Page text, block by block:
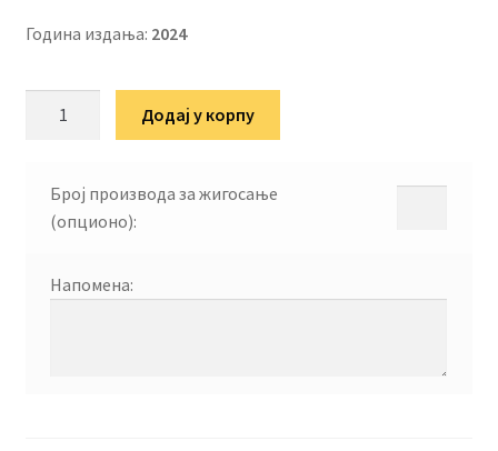
Година издања: 2024
Београда
Додај у корпу
Број производа за жигосање
(опционо):
Напомена: